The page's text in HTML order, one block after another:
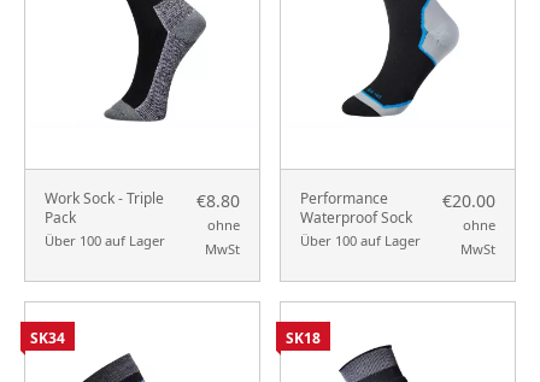
Work Sock - Triple
Pack
Über 100 auf Lager
€8.80
ohne
MwSt
Performance
Waterproof Sock
Über 100 auf Lager
€20.00
ohne
MwSt
SK34 SK18